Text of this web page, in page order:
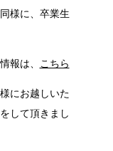
様に、卒業生
報は、 こちら
にお越しいた
して頂きまし